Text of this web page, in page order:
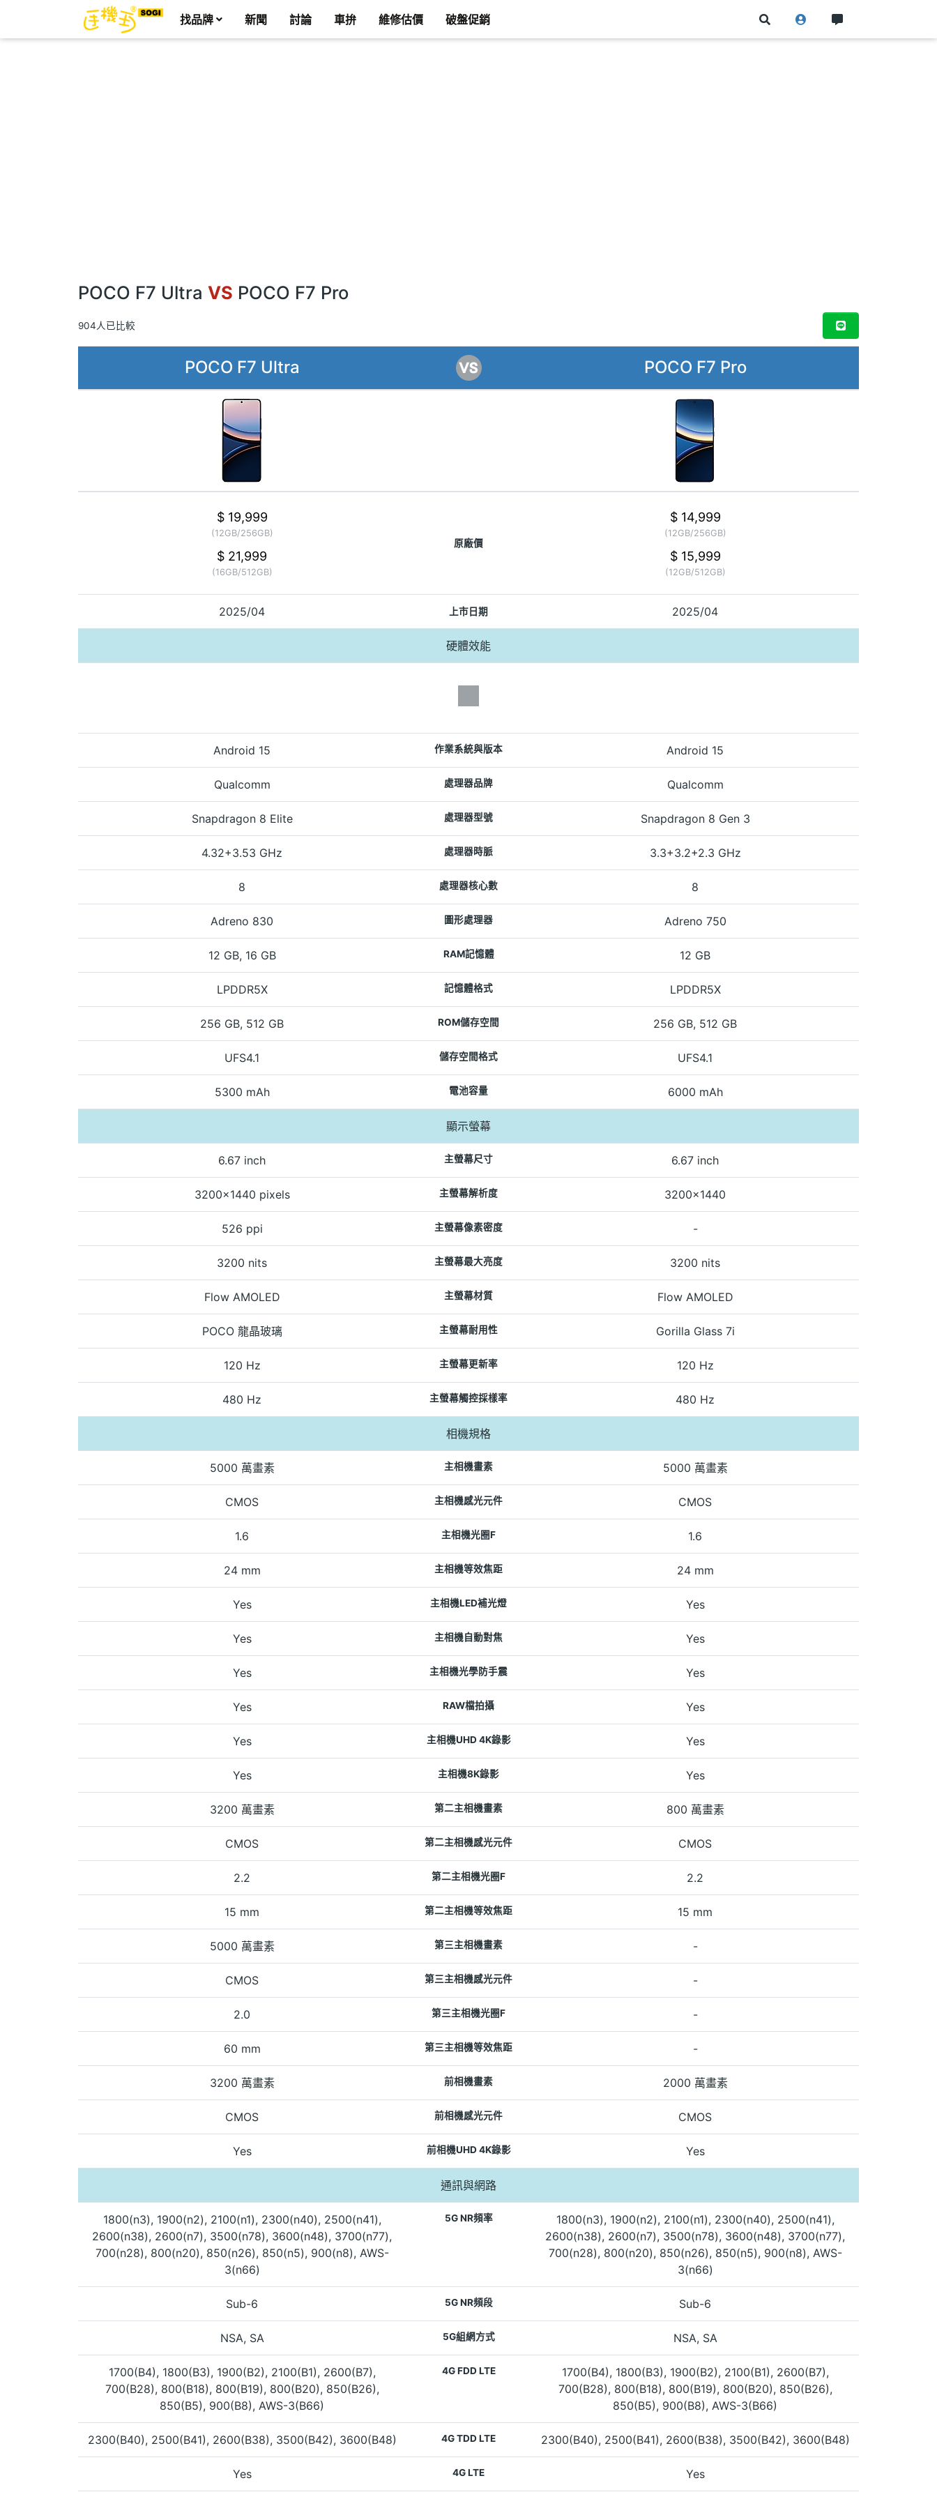
找品牌 新聞 討論 車拚 維修估價 破盤促銷
POCO F7 Ultra VS POCO F7 Pro
904人已比較
POCO F7 Ultra POCO F7 Pro
$ 19,999
(12GB/256GB)
$ 21,999
(16GB/512GB)
原廠價
$ 14,999
(12GB/256GB)
$ 15,999
(12GB/512GB)
2025/04 上市日期 2025/04
硬體效能
Android 15 作業系統與版本 Android 15
Qualcomm 處理器品牌 Qualcomm
Snapdragon 8 Elite 處理器型號 Snapdragon 8 Gen 3
4.32+3.53 GHz 處理器時脈 3.3+3.2+2.3 GHz
8 處理器核心數 8
Adreno 830 圖形處理器 Adreno 750
12 GB, 16 GB RAM記憶體 12 GB
LPDDR5X 記憶體格式 LPDDR5X
256 GB, 512 GB ROM儲存空間 256 GB, 512 GB
UFS4.1 儲存空間格式 UFS4.1
5300 mAh 電池容量 6000 mAh
顯示螢幕
6.67 inch 主螢幕尺寸 6.67 inch
3200x1440 pixels 主螢幕解析度 3200x1440
526 ppi 主螢幕像素密度 -
3200 nits 主螢幕最大亮度 3200 nits
Flow AMOLED 主螢幕材質 Flow AMOLED
POCO 龍晶玻璃 主螢幕耐用性 Gorilla Glass 7i
120 Hz 主螢幕更新率 120 Hz
480 Hz 主螢幕觸控採樣率 480 Hz
相機規格
5000 萬畫素 主相機畫素 5000 萬畫素
CMOS 主相機感光元件 CMOS
1.6 主相機光圈F 1.6
24 mm 主相機等效焦距 24 mm
Yes 主相機LED補光燈 Yes
Yes 主相機自動對焦 Yes
Yes 主相機光學防手震 Yes
Yes RAW檔拍攝 Yes
Yes 主相機UHD 4K錄影 Yes
Yes 主相機8K錄影 Yes
3200 萬畫素 第二主相機畫素 800 萬畫素
CMOS 第二主相機感光元件 CMOS
2.2 第二主相機光圈F 2.2
15 mm 第二主相機等效焦距 15 mm
5000 萬畫素 第三主相機畫素 -
CMOS 第三主相機感光元件 -
2.0 第三主相機光圈F -
60 mm 第三主相機等效焦距 -
3200 萬畫素 前相機畫素 2000 萬畫素
CMOS 前相機感光元件 CMOS
Yes 前相機UHD 4K錄影 Yes
通訊與網路
1800(n3), 1900(n2), 2100(n1), 2300(n40), 2500(n41),
2600(n38), 2600(n7), 3500(n78), 3600(n48), 3700(n77),
700(n28), 800(n20), 850(n26), 850(n5), 900(n8), AWS-
3(n66)
5G NR頻率
1800(n3), 1900(n2), 2100(n1), 2300(n40), 2500(n41),
2600(n38), 2600(n7), 3500(n78), 3600(n48), 3700(n77),
700(n28), 800(n20), 850(n26), 850(n5), 900(n8), AWS-
3(n66)
Sub-6 5G NR頻段 Sub-6
NSA, SA 5G組網方式 NSA, SA
1700(B4), 1800(B3), 1900(B2), 2100(B1), 2600(B7),
700(B28), 800(B18), 800(B19), 800(B20), 850(B26),
850(B5), 900(B8), AWS-3(B66)
4G FDD LTE
1700(B4), 1800(B3), 1900(B2), 2100(B1), 2600(B7),
700(B28), 800(B18), 800(B19), 800(B20), 850(B26),
850(B5), 900(B8), AWS-3(B66)
2300(B40), 2500(B41), 2600(B38), 3500(B42), 3600(B48) 4G TDD LTE 2300(B40), 2500(B41), 2600(B38), 3500(B42), 3600(B48)
Yes 4G LTE Yes